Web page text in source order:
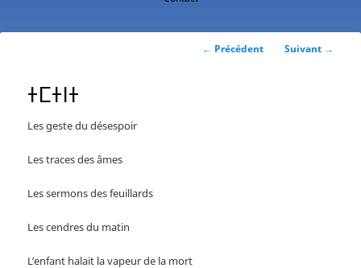
Navigation
← Précédent Suivant →
ⵜⵎⵜⵏⵜ
Les geste du désespoir
Les traces des âmes
Les sermons des feuillards
Les cendres du matin
L’enfant halait la vapeur de la mort